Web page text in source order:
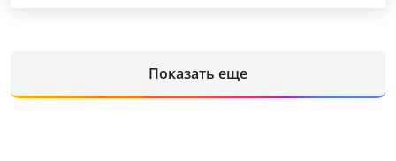
Показать еще